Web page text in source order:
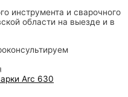
инструмента и сварочного
области на выезде и в